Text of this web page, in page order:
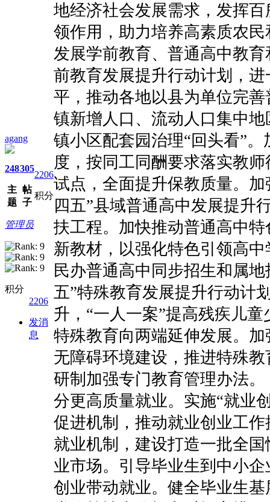
agang
248
主
题
305
帖
子
2206
积分
管理员
积分
2206
发消
息
地经济社会发展需求，发挥
领作用，助力培养高素质农
发展学前教育、普通高中教
前教育发展提升行动计划，
平，推动各地以县为单位完
镇新增人口、流动人口集中
镇小区配套园治理“回头看”
度，按同工同酬要求落实教
试点，全面提升保教质量。
四五”县域普通高中发展提升
扶工程。加快推动普通高中
新教材，以强化特色引领高
民办普通高中同步招生和属
五”特殊教育发展提升行动计
升，“一人一案”提高残疾儿
特殊教育向两端延伸发展。
无障碍环境建设，推进特殊
研制加强专门教育管理办法。
分更高质量就业。实施“就业
促进机制，推动就业创业工
就业机制，建设打造一批全
业市场。引导毕业生到中小
创业带动就业。健全毕业生